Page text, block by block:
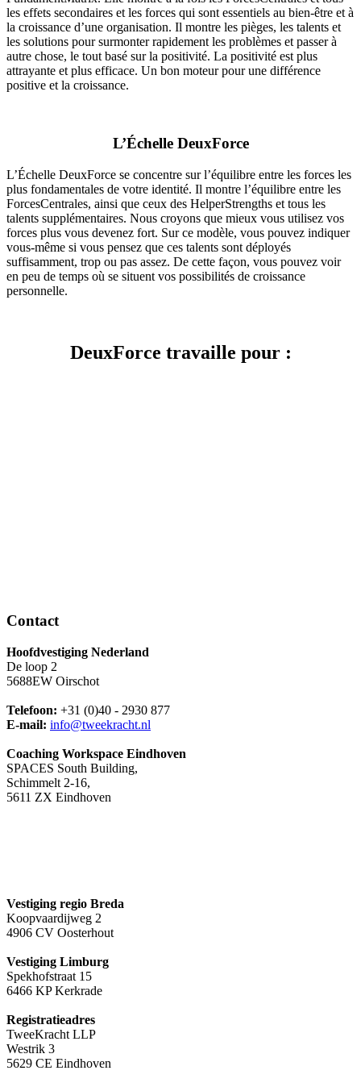
les effets secondaires et les forces qui sont essentiels au bien-être et à
la croissance d’une organisation. Il montre les pièges, les talents et
les solutions pour surmonter rapidement les problèmes et passer à
autre chose, le tout basé sur la positivité. La positivité est plus
attrayante et plus efficace. Un bon moteur pour une différence
positive et la croissance.
L’Échelle DeuxForce
L’Échelle DeuxForce se concentre sur l’équilibre entre les forces les
plus fondamentales de votre identité. Il montre l’équilibre entre les
ForcesCentrales, ainsi que ceux des HelperStrengths et tous les
talents supplémentaires. Nous croyons que mieux vous utilisez vos
forces plus vous devenez fort. Sur ce modèle, vous pouvez indiquer
vous-même si vous pensez que ces talents sont déployés
suffisamment, trop ou pas assez. De cette façon, vous pouvez voir
en peu de temps où se situent vos possibilités de croissance
personnelle.
DeuxForce travaille pour :
Contact
Hoofdvestiging Nederland
De loop 2
5688EW Oirschot
Telefoon: +31 (0)40 - 2930 877
E-mail: info@tweekracht.nl
Coaching Workspace Eindhoven
SPACES South Building,
Schimmelt 2-16,
5611 ZX Eindhoven
Vestiging regio Breda
Koopvaardijweg 2
4906 CV Oosterhout
Vestiging Limburg
Spekhofstraat 15
6466 KP Kerkrade
Registratieadres
TweeKracht LLP
Westrik 3
5629 CE Eindhoven